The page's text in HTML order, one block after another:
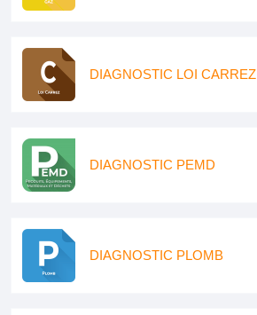
DIAGNOSTIC LOI CARREZ
DIAGNOSTIC PEMD
DIAGNOSTIC PLOMB